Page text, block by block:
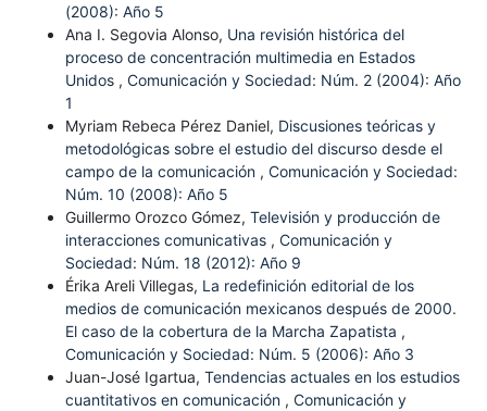
(2008): Año 5
Ana I. Segovia Alonso, Una revisión histórica del
proceso de concentración multimedia en Estados
Unidos , Comunicación y Sociedad: Núm. 2 (2004): Año
1
Myriam Rebeca Pérez Daniel, Discusiones teóricas y
metodológicas sobre el estudio del discurso desde el
campo de la comunicación , Comunicación y Sociedad:
Núm. 10 (2008): Año 5
Guillermo Orozco Gómez, Televisión y producción de
interacciones comunicativas , Comunicación y
Sociedad: Núm. 18 (2012): Año 9
Érika Areli Villegas, La redefinición editorial de los
medios de comunicación mexicanos después de 2000.
El caso de la cobertura de la Marcha Zapatista ,
Comunicación y Sociedad: Núm. 5 (2006): Año 3
Juan-José Igartua, Tendencias actuales en los estudios
cuantitativos en comunicación , Comunicación y